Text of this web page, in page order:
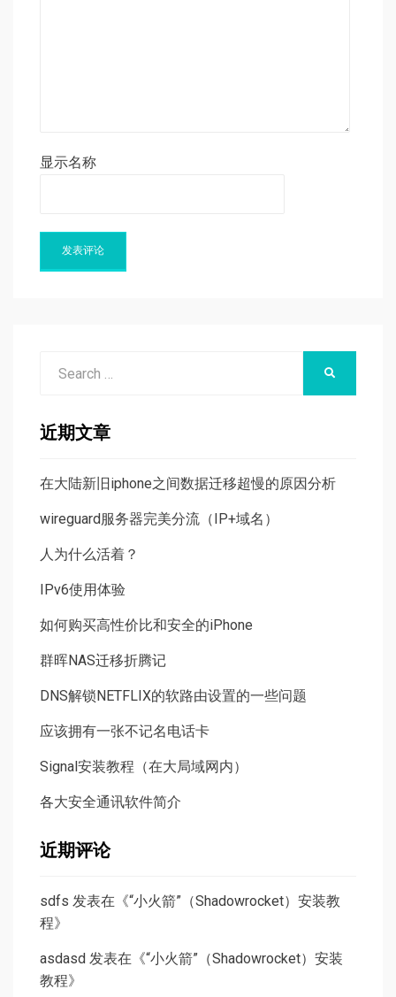
显示名称
近期文章
在大陆新旧iphone之间数据迁移超慢的原因分析
wireguard服务器完美分流（IP+域名）
人为什么活着？
IPv6使用体验
如何购买高性价比和安全的iPhone
群晖NAS迁移折腾记
DNS解锁NETFLIX的软路由设置的一些问题
应该拥有一张不记名电话卡
Signal安装教程（在大局域网内）
各大安全通讯软件简介
近期评论
sdfs 发表在《“小火箭”（Shadowrocket）安装教
程》
asdasd 发表在《“小火箭”（Shadowrocket）安装
教程》